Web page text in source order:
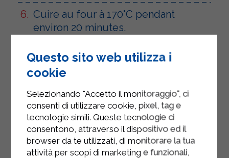
Cuire au four à 170°C pendant
environ 20 minutes.
fois tièdes, démoulez-les sur une
grille.
À l'aide d'un couteau bien aiguisé,
retirez délicatement la chair, en
mettant de côté la partie retirée et en
la réduisant en miettes pour la
décoration.
Questo sito web utilizza i
cookie
Selezionando "Accetto il monitoraggio", ci
consenti di utilizzare cookie, pixel, tag e
tecnologie simili. Queste tecnologie ci
consentono, attraverso il dispositivo ed il
browser da te utilizzati, di monitorare la tua
attività per scopi di marketing e funzionali,